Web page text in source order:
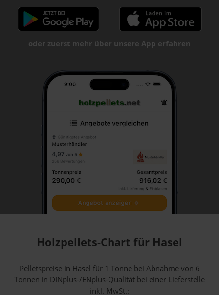
oder zuerst mehr über unsere App erfahren
Holzpellets-Chart für Hasel
Pelletspreise in Hasel für 1 Tonne bei Abnahmevon 6
Tonnen in DINplus-/ENplus-Qualität bei einer Lieferstelle
inkl. MwSt.: